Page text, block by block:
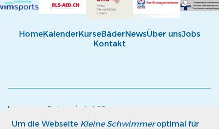
HomeKalenderKurseBäderNewsÜber unsJobs
Kontakt
Impressum Datenschutz AGB
Um die Webseite Kleine Schwimmeroptimal für